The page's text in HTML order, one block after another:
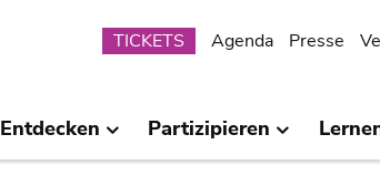
Submenu
TICKETS Agenda Presse
Entdecken Partizipieren